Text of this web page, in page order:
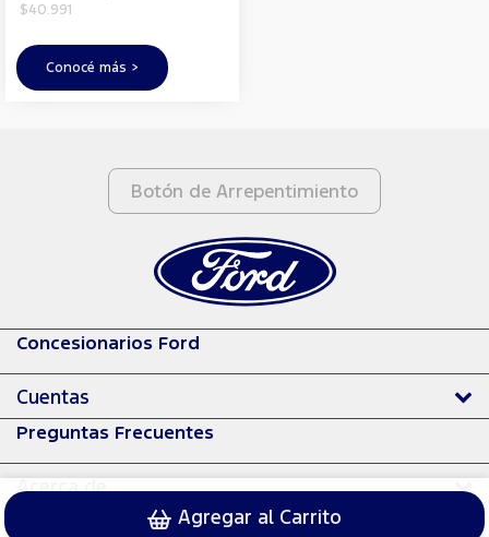
Agregar al Carrito
$40.991
Conocé más >
Botón de Arrepentimiento
Concesionarios Ford
Cuentas
Preguntas Frecuentes
Acerca de